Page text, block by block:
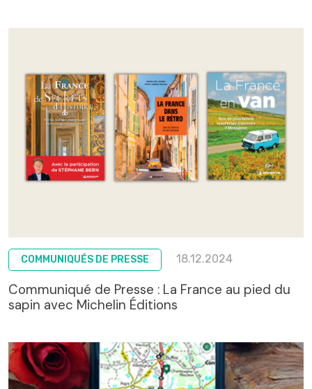
COMMUNIQUÉS DE PRESSE 18.12.2024
Communiqué de Presse : La France au pied du
sapin avec Michelin Éditions